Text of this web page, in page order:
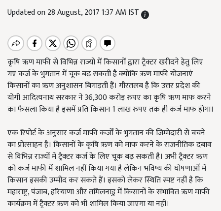
Updated on 28 August, 2017 1:37 AM IST
कृषि ऋण माफी से विभिन्न राज्यों में किसानों द्वारा ट्रैक्टर खरीदने हेतु लिए
गए कर्ज के भुगतान में चूक बढ़ सकती है क्योंकि ऋण माफी योजनाएं
किसानों का ऋण अनुशासन बिगाड़ती हैं। गौरतलब है कि उत्तर प्रदेश की
योगी आदित्यनाथ सरकार ने 36,300 करोड़ रुपए का कृषि ऋण माफ करने
का फैसला किया है इसमें प्रति किसान 1 लाख रुपए तक ही कर्ज माफ होगा।
एक रिपोर्ट के अनुसार कर्ज माफी कर्जों के भुगतान की जिम्मेदारी से बचने
का प्रोत्साहन है। किसानों के कृषि ऋण को माफ करने के राजनीतिक दबाव
से विभिन्न राज्यों में ट्रैक्टर कर्ज के लिए चूक बढ़ सकती है। अभी ट्रैक्टर ऋण
को कर्ज माफी में शामिल नहीं किया गया है लेकिन भविष्य की घोषणाओं में
किसान इसकी उम्मीद कर सकते हैं। इसको लेकर स्थिति स्पष्ट नहीं है कि
महाराष्ट्र, पंजाब, हरियाणा और तमिलनाडु में किसानों के संभावित ऋण माफी
कार्यक्रम में ट्रैक्टर ऋण को भी शामिल किया जाएगा या नहीं।